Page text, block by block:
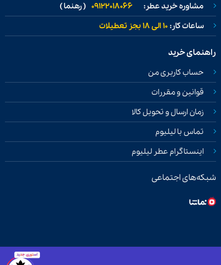
مشاوره خرید عطر: 09122018066 ( رهنما )
ساعات کار:۱۰ الی ۱۸ بجز تعطیلات
راهنمای خرید
حساب کاربری من
قوانین و مقررات
زمان ارسال و تحویل کالا
تماس با لیلیوم
اینستاگرام عطر لیلیوم
شبکه‌های اجتماعی